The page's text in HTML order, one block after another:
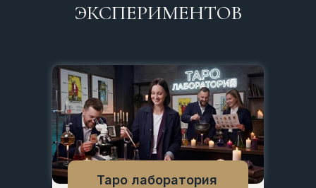
ЭКСПЕРИМЕНТОВ
Таро лаборатория